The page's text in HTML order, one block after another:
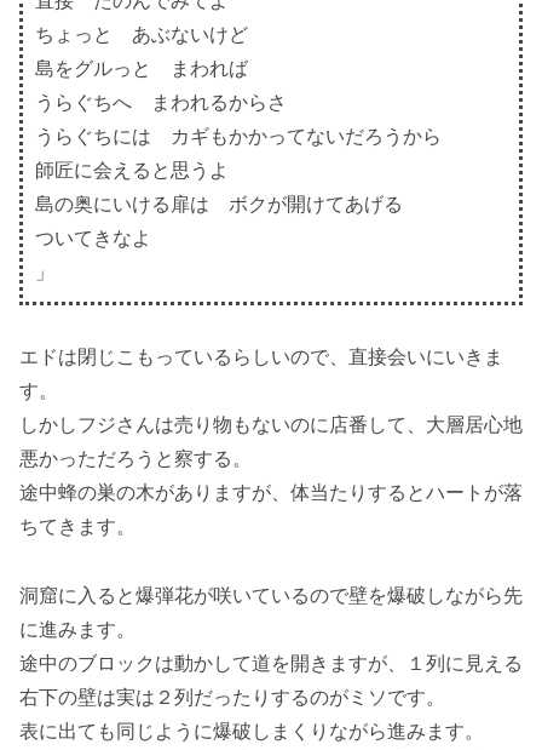
ちょっと あぶないけど
島をグルっと まわれば
うらぐちへ まわれるからさ
うらぐちには カギもかかってないだろうから
師匠に会えると思うよ
島の奥にいける扉は ボクが開けてあげる
ついてきなよ
」
エドは閉じこもっているらしいので、直接会いにいきま
す。
しかしフジさんは売り物もないのに店番して、大層居心地
悪かっただろうと察する。
途中蜂の巣の木がありますが、体当たりするとハートが落
ちてきます。
洞窟に入ると爆弾花が咲いているので壁を爆破しながら先
に進みます。
途中のブロックは動かして道を開きますが、１列に見える
右下の壁は実は２列だったりするのがミソです。
表に出ても同じように爆破しまくりながら進みます。